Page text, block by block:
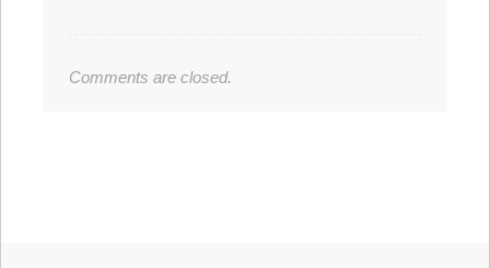
Comments are closed.